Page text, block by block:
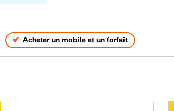
Acheter un mobile et un forfait